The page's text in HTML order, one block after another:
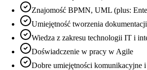
Znajomość BPMN, UML (plus:
Umiejętność tworzenia
Wiedza z zakresu technologii IT i
Doświadczenie w pracy w Agile
Dobre umiejętności komunikacyjne